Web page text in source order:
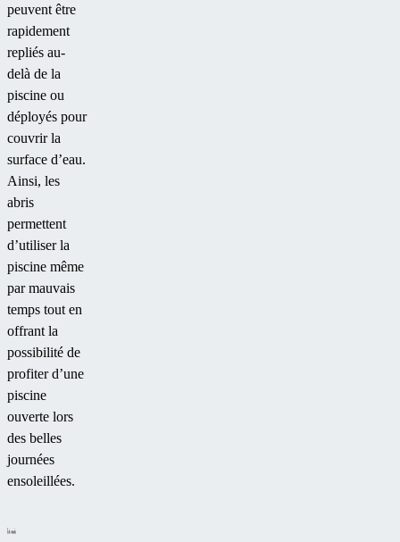
peuvent être
rapidement
repliés au-
delà de la
piscine ou
déployés pour
couvrir la
surface d’eau.
Ainsi, les
abris
permettent
d’utiliser la
piscine même
par mauvais
temps tout en
offrant la
possibilité de
profiter d’une
piscine
ouverte lors
des belles
journées
ensoleillées.